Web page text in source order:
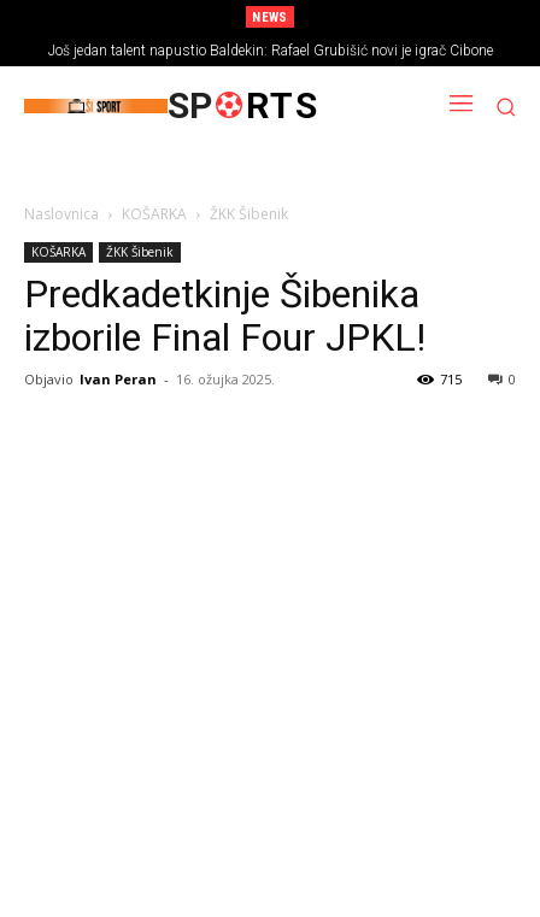
NEWS
Još jedan talent napustio Baldekin: Rafael Grubišić novi je igrač Cibone
SP RTS
Naslovnica KOŠARKA ŽKK Šibenik
KOŠARKA ŽKK Šibenik
Predkadetkinje Šibenika
izborile Final Four JPKL!
Objavio Ivan Peran - 16. ožujka 2025. 0
715